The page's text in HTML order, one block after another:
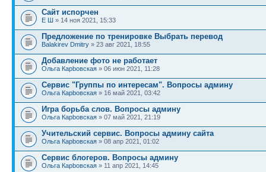
Сайт испорчен
Е Ш » 14 ноя 2021, 15:33
Предложение по тренировке Выбрать перевод
Balakirev Dmitry » 23 авг 2021, 18:55
Добавление фото не работает
Ольга Карbовская » 06 июн 2021, 11:28
Сервис "Группы по интересам". Вопросы админу
Ольга Карbовская » 16 май 2021, 03:42
Игра борьба слов. Вопросы админу
Ольга Карbовская » 07 май 2021, 21:19
Учительский сервис. Вопросы админу сайта
Ольга Карbовская » 08 апр 2021, 01:02
Сервис блогеров. Вопросы админу
Ольга Карbовская » 11 апр 2021, 14:45